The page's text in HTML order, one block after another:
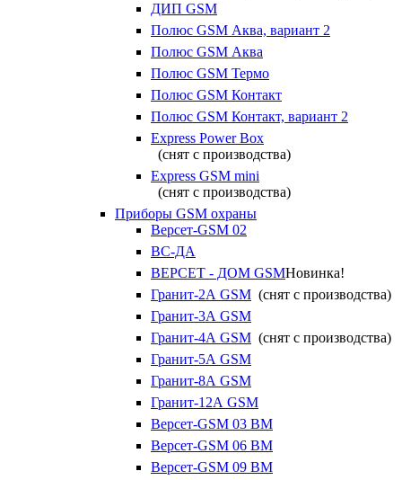
ДИП GSM
Полюс GSM Аква, вариант 2
Полюс GSM Аква
Полюс GSM Термо
Полюс GSM Контакт
Полюс GSM Контакт, вариант 2
Express Power Box
(снят с производства)
Express GSM mini
(снят с производства)
Приборы GSM охраны
Версет-GSM 02
ВС-ДА
ВЕРСЕТ - ДОМ GSMНовинка!
Гранит-2А GSM (снят с производства)
Гранит-3А GSM
Гранит-4А GSM (снят с производства)
Гранит-5А GSM
Гранит-8А GSM
Гранит-12А GSM
Версет-GSM 03 ВМ
Версет-GSM 06 ВМ
Версет-GSM 09 ВМ